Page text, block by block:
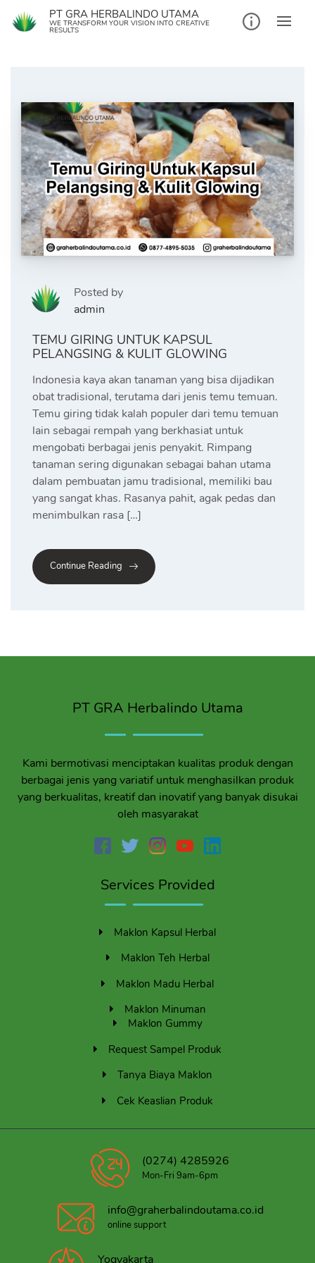
PT GRA HERBALINDO UTAMA
WE TRANSFORM YOUR VISION INTO CREATIVE
RESULTS
Posted by
admin
TEMU GIRING UNTUK KAPSUL
PELANGSING & KULIT GLOWING
Indonesia kaya akan tanaman yang bisa dijadikan
obat tradisional, terutama dari jenis temu temuan.
Temu giring tidak kalah populer dari temu temuan
lain sebagai rempah yang berkhasiat untuk
mengobati berbagai jenis penyakit. Rimpang
tanaman sering digunakan sebagai bahan utama
dalam pembuatan jamu tradisional, memiliki bau
yang sangat khas. Rasanya pahit, agak pedas dan
menimbulkan rasa […]
Continue Reading
PT GRA Herbalindo Utama
Kami bermotivasi menciptakan kualitas produk dengan
berbagai jenis yang variatif untuk menghasilkan produk
yang berkualitas, kreatif dan inovatif yang banyak disukai
oleh masyarakat
Services Provided
Maklon Kapsul Herbal
Maklon Teh Herbal
Maklon Madu Herbal
Maklon Minuman
Maklon Gummy
Request Sampel Produk
Tanya Biaya Maklon
Cek Keaslian Produk
(0274) 4285926
Mon-Fri 9am-6pm
info@graherbalindoutama.co.id
online support
Yogyakarta